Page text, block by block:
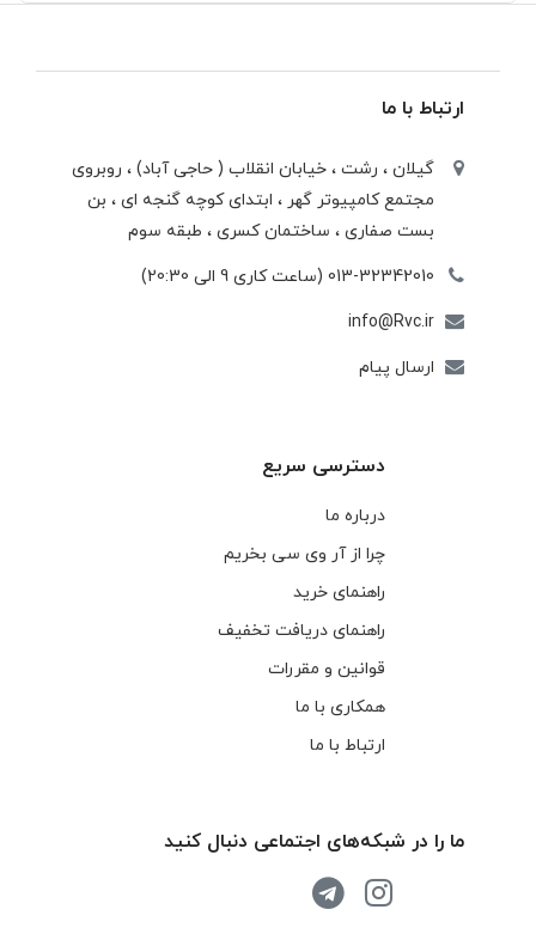
ارتباط با ما
گیلان ، رشت ، خيابان انقلاب ( حاجی آباد) ، روبروی
مجتمع كامپيوتر گهر ، ابتدای كوچه گنجه ای ، بن
بست صفاری ، ساختمان كسری ، طبقه سوم
013-32342010 (ساعت کاری 9 الی 20:30)
info@Rvc.ir
ارسال پیام
دسترسی سریع
درباره ما
چرا از آر وی سی بخریم
راهنمای خرید
راهنمای دریافت تخفیف
قوانین و مقررات
همکاری با ما
ارتباط با ما
ما را در شبکه‌های اجتماعی دنبال کنید